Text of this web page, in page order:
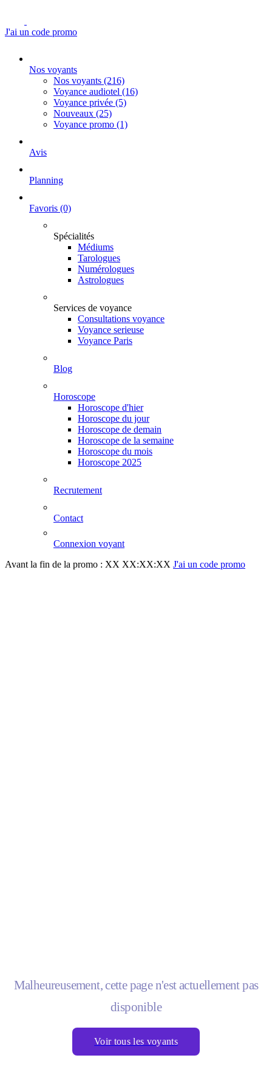
J'ai un code promo
Nos voyants
Nos voyants (216)
Voyance audiotel (16)
Voyance privée (5)
Nouveaux (25)
Voyance promo (1)
Avis
Planning
Favoris (0)
Spécialités
Médiums
Tarologues
Numérologues
Astrologues
Services de voyance
Consultations voyance
Voyance serieuse
Voyance Paris
Blog
Horoscope
Horoscope d'hier
Horoscope du jour
Horoscope de demain
Horoscope de la semaine
Horoscope du mois
Horoscope 2025
Recrutement
Contact
Connexion voyant
Avant la fin de la promo : XX XX:XX:XX J'ai un code promo
Malheureusement, cette page n'est actuellement pas
disponible
Voir tous les voyants